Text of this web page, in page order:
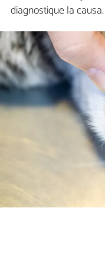
diagnostique la causa.